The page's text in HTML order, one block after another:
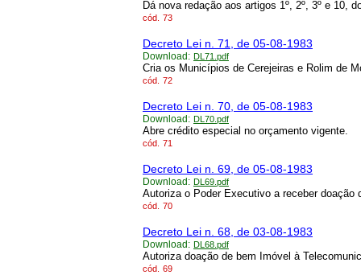
Dá nova redação aos artigos 1º, 2º, 3º e 10,
cód. 73
Decreto Lei n. 71, de 05-08-1983
Download: DL71.pdf
Cria os Municípios de Cerejeiras e Rolim de
cód. 72
Decreto Lei n. 70, de 05-08-1983
Download: DL70.pdf
Abre crédito especial no orçamento vigente.
cód. 71
Decreto Lei n. 69, de 05-08-1983
Download: DL69.pdf
Autoriza o Poder Executivo a receber doação
cód. 70
Decreto Lei n. 68, de 03-08-1983
Download: DL68.pdf
Autoriza doação de bem Imóvel à
cód. 69